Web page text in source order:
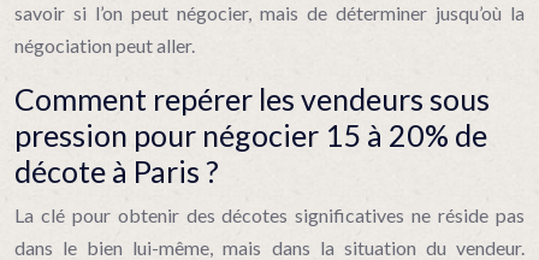
savoir si l’on peut négocier, mais de déterminer jusqu’où la
négociation peut aller.
Comment repérer les vendeurs sous
pression pour négocier 15 à 20% de
décote à Paris ?
La clé pour obtenir des décotes significatives ne réside pas
dans le bien lui-même, mais dans la situation du vendeur.